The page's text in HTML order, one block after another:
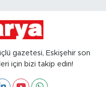
gazetesi, Eskişehir son
için bizi takip edin!